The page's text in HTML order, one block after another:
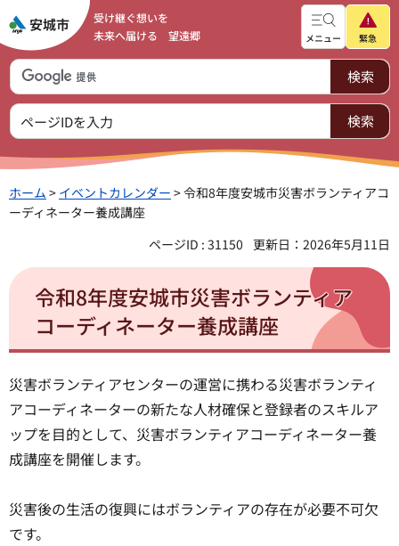
受け継ぐ想いを
未来へ届ける 望遠郷
メニュー 緊急
ホーム > イベントカレンダー > 令和8年度安城市災害ボランティアコ
ーディネーター養成講座
ページID : 31150
更新日：2026年5月11日
令和8年度安城市災害ボランティア
コーディネーター養成講座
災害ボランティアセンターの運営に携わる災害ボランティ
アコーディネーターの新たな人材確保と登録者のスキルア
ップを目的として、災害ボランティアコーディネーター養
成講座を開催します。
災害後の生活の復興にはボランティアの存在が必要不可欠
です。